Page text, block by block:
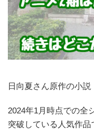
日向夏さん原作の小説
2024年1月時点での全
突破している人気作品